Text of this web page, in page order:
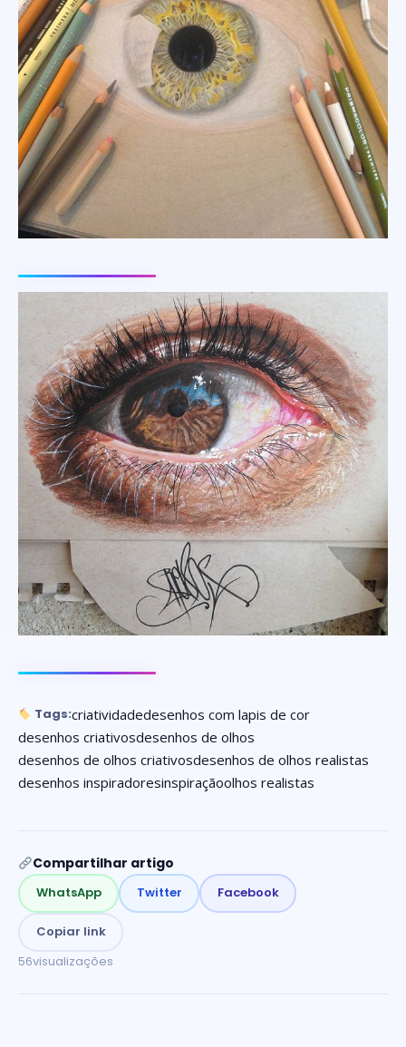
Tags:criatividadedesenhos com lapis de cor
desenhos criativosdesenhos de olhos
desenhos de olhos criativosdesenhos de olhos realistas
desenhos inspiradoresinspiraçãoolhos realistas
Compartilhar artigo
WhatsApp Twitter Facebook
Copiar link
56visualizações